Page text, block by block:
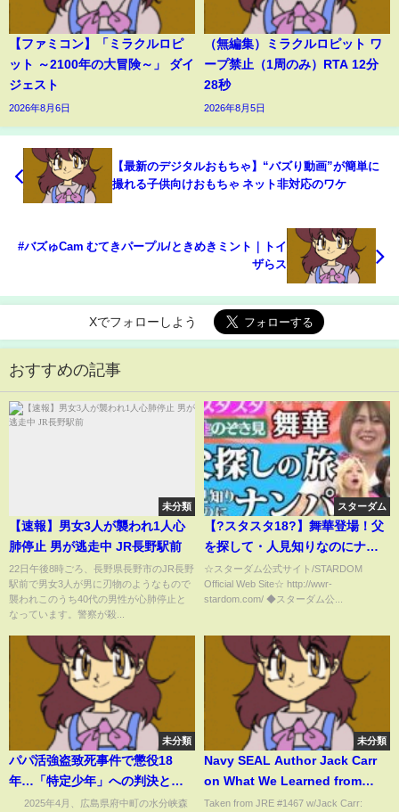
【ファミコン】「ミラクルロピ
ット ～2100年の大冒険～」 ダイ
ジェスト
2026年8月6日
（無編集）ミラクルロピット ワ
ープ禁止（1周のみ）RTA 12分
28秒
2026年8月5日
【最新のデジタルおもちゃ】“バズり動画”が簡単に
撮れる子供向けおもちゃ ネット非対応のワケ
#バズゅCam むてきパープル/ときめきミント｜トイ
ザらス
Xでフォローしよう
おすすめの記事
未分類
【速報】男女3人が襲われ1人心
肺停止 男が逃走中 JR長野駅前
22日午後8時ごろ、長野県長野市のJR長野
駅前で男女3人が男に刃物のようなもので
襲われこのうち40代の男性が心肺停止と
なっています。警察が殺...
スターダム
【?スタスタ18?】舞華登場！父
を探して・人見知りなのにナン
パ【エルフ×STARDOM】
☆スターダム公式サイト/STARDOM
Official Web Site☆ http://wwr-
stardom.com/ ◆スターダム公...
未分類
パパ活強盗致死事件で懲役18
年…「特定少年」への判決とし
て妥当？ 弁護士が見解(ABEMA
2025年4月、広島県府中町の水分峡森
未分類
Navy SEAL Author Jack Carr
on What We Learned from
Operation Eagle Claw
Taken from JRE #1467 w/Jack Carr: